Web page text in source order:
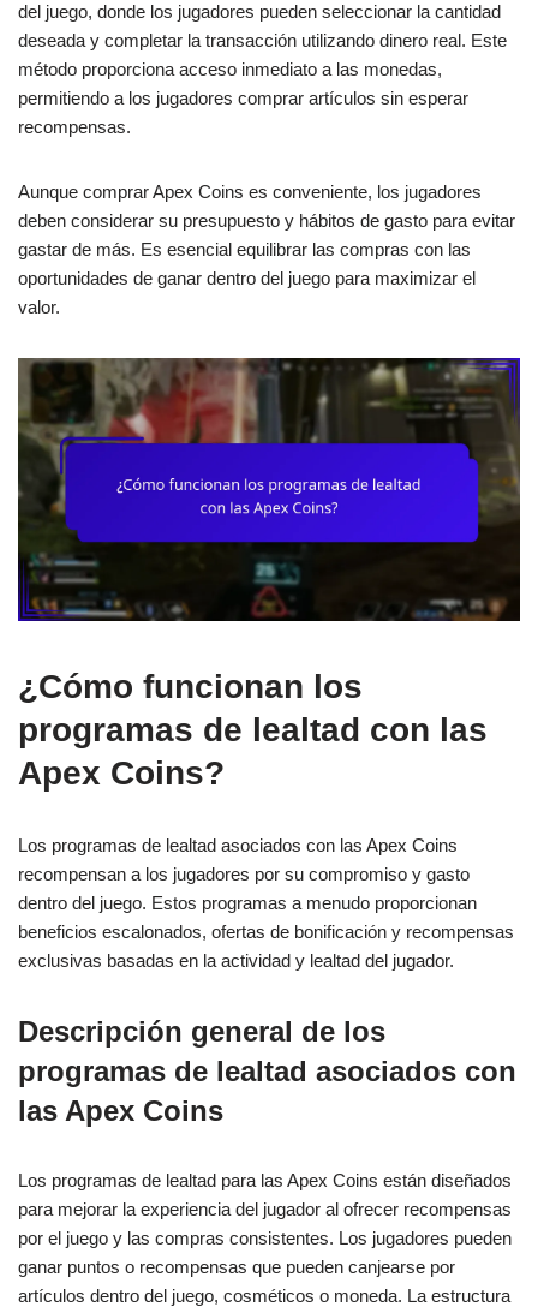
del juego, donde los jugadores pueden seleccionar la cantidad
deseada y completar la transacción utilizando dinero real. Este
método proporciona acceso inmediato a las monedas,
permitiendo a los jugadores comprar artículos sin esperar
recompensas.
Aunque comprar Apex Coins es conveniente, los jugadores
deben considerar su presupuesto y hábitos de gasto para evitar
gastar de más. Es esencial equilibrar las compras con las
oportunidades de ganar dentro del juego para maximizar el
valor.
¿Cómo funcionan los
programas de lealtad con las
Apex Coins?
Los programas de lealtad asociados con las Apex Coins
recompensan a los jugadores por su compromiso y gasto
dentro del juego. Estos programas a menudo proporcionan
beneficios escalonados, ofertas de bonificación y recompensas
exclusivas basadas en la actividad y lealtad del jugador.
Descripción general de los
programas de lealtad asociados con
las Apex Coins
Los programas de lealtad para las Apex Coins están diseñados
para mejorar la experiencia del jugador al ofrecer recompensas
por el juego y las compras consistentes. Los jugadores pueden
ganar puntos o recompensas que pueden canjearse por
artículos dentro del juego, cosméticos o moneda. La estructura